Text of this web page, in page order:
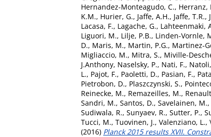
Hernandez-Monteagudo, C., Herranz,
K.M., Hurier, G., Jaffe, A.H., Jaffe, T.R.,
Lacasa, F., Lagache, G., Lahteenmaki,
Liguori, M., Lilje, P.B., Linden-Vornle,
D., Maris, M., Martin, P.G., Martinez-
Migliaccio, M., Mitra, S., Miville-
J.Anthony, Naselsky, P., Nati, F.,
L., Pajot, F., Paoletti, D., Pasian, F.,
Pietrobon, D., Plaszczynski, S.,
Reinecke, M., Remazeilles, M.,
Sandri, M., Santos, D., Savelainen, M.,
Sudiwala, R., Sunyaev, R., Sutter, P.,
Tucci, M., Tuovinen, J., Valenziano, L.,
(2016) Planck 2015 results XVII.